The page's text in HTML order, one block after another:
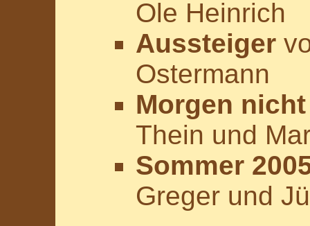
Ole Heinrich
Aussteiger
Ostermann
Morgen
Thein und
Sommer
Greger und